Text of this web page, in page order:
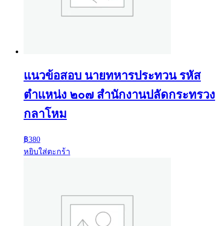
แนวข้อสอบ นายทหารประทวน รหัส
ตำแหน่ง ๒๐๗ สำนักงานปลัดกระทรวง
กลาโหม
฿380
หยิบใส่ตะกร้า